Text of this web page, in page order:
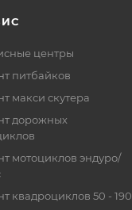
центры
питбайков
макси скутера
дорожных
мотоциклов эндуро/
квадроциклов 50 - 190